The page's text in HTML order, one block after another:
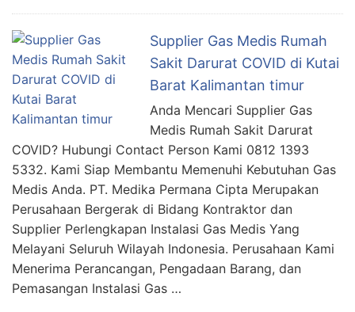
Supplier Gas Medis Rumah
Sakit Darurat COVID di Kutai
Barat Kalimantan timur
Anda Mencari Supplier Gas
Medis Rumah Sakit Darurat
COVID? Hubungi Contact Person Kami 0812 1393
5332. Kami Siap Membantu Memenuhi Kebutuhan Gas
Medis Anda. PT. Medika Permana Cipta Merupakan
Perusahaan Bergerak di Bidang Kontraktor dan
Supplier Perlengkapan Instalasi Gas Medis Yang
Melayani Seluruh Wilayah Indonesia. Perusahaan Kami
Menerima Perancangan, Pengadaan Barang, dan
Pemasangan Instalasi Gas …